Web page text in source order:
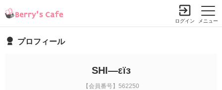
メニュー
ログイン
プロフィール
SHI―εïз
【会員番号】562250